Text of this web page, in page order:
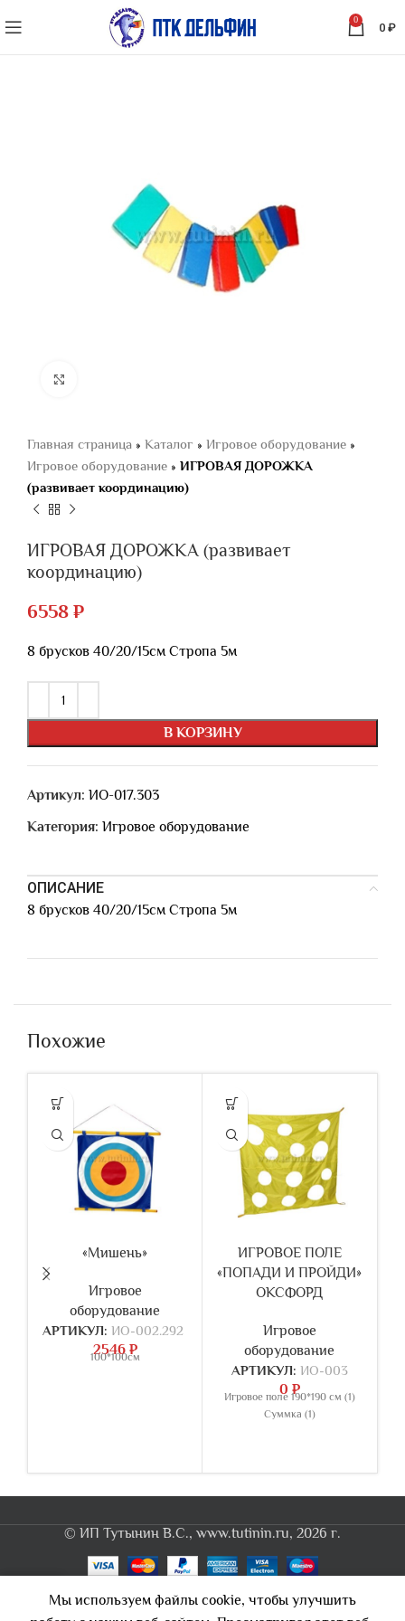
0
0 ₽
Главная страница » Каталог » Игровое оборудование »
Игровое оборудование » ИГРОВАЯ ДОРОЖКА
(развивает координацию)
ИГРОВАЯ ДОРОЖКА (развивает
координацию)
6558 ₽
8 брусков 40/20/15см Стропа 5м
В КОРЗИНУ
Артикул: ИО-017.303
Категория: Игровое оборудование
ОПИСАНИЕ
8 брусков 40/20/15см Стропа 5м
Похожие
«Мишень»
Игровое
оборудование
АРТИКУЛ: ИО-002.292
2546₽
100*100см
ИГРОВОЕ ПОЛЕ
«ПОПАДИ И ПРОЙДИ»
ОКСФОРД
Игровое
оборудование
АРТИКУЛ: ИО-003
0 ₽
Игровое поле 190*190 см (1)
Суммка (1)
© ИП Тутынин В.С., www.tutinin.ru, 2026 г.
Мы используем файлы cookie, чтобы улучшить